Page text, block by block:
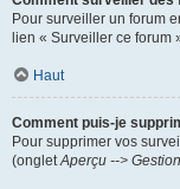
Pour surveiller un forum
lien « Surveiller ce forum
Haut
Comment puis-je
Pour supprimer vos
(ongletAperçu -->